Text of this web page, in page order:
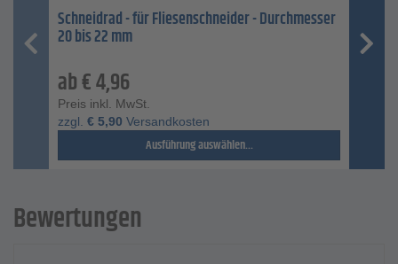
Schneidrad - für Fliesenschneider - Durchmesser
20 bis 22 mm
ab€4,96
Preis inkl. MwSt.
zzgl. € 5,90 Versandkosten
Ausführung auswählen...
Bewertungen